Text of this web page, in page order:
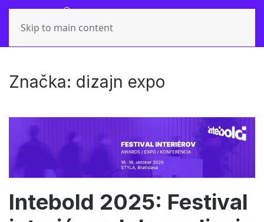
Skip to main content
Značka: dizajn expo
Intebold 2025: Festival